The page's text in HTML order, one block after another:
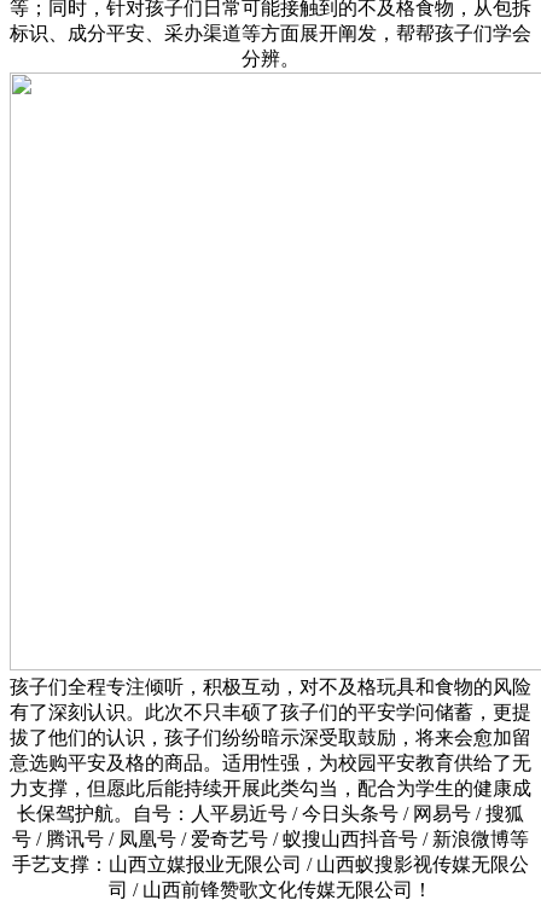
等；同时，针对孩子们日常可能接触到的不及格食物，从包拆
标识、成分平安、采办渠道等方面展开阐发，帮帮孩子们学会
分辨。
孩子们全程专注倾听，积极互动，对不及格玩具和食物的风险
有了深刻认识。此次不只丰硕了孩子们的平安学问储蓄，更提
拔了他们的认识，孩子们纷纷暗示深受取鼓励，将来会愈加留
意选购平安及格的商品。适用性强，为校园平安教育供给了无
力支撑，但愿此后能持续开展此类勾当，配合为学生的健康成
长保驾护航。自号：人平易近号 / 今日头条号 / 网易号 / 搜狐
号 / 腾讯号 / 凤凰号 / 爱奇艺号 / 蚁搜山西抖音号 / 新浪微博等
手艺支撑：山西立媒报业无限公司 / 山西蚁搜影视传媒无限公
司 / 山西前锋赞歌文化传媒无限公司！